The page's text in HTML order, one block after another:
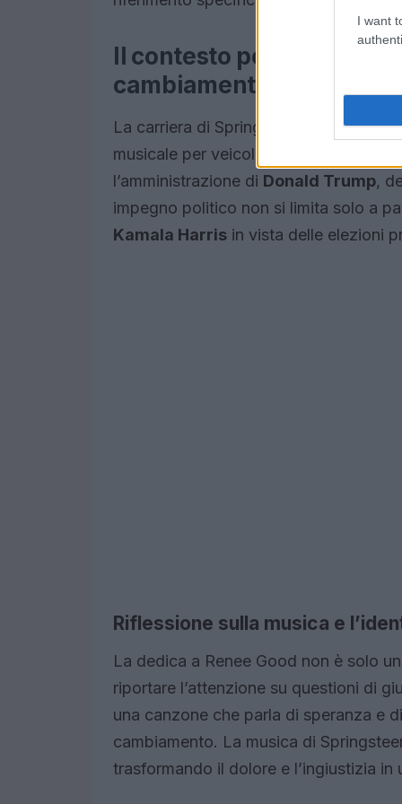
I want
Il contesto politico e la
cambiamento
La carriera di Springsteen è costellata
musicale per veicolare messaggi di
l’amministrazione di Donald Trump,
impegno politico non si limita solo a
Kamala Harris in vista delle elezioni
Riflessione sulla musica e
La dedica a Renee Good non è solo
riportare l’attenzione su questioni di
una canzone che parla di speranza e
cambiamento. La musica di
trasformando il dolore e l’ingiustizia